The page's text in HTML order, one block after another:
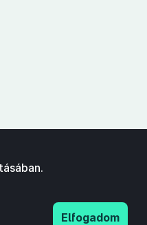
Elfogadom